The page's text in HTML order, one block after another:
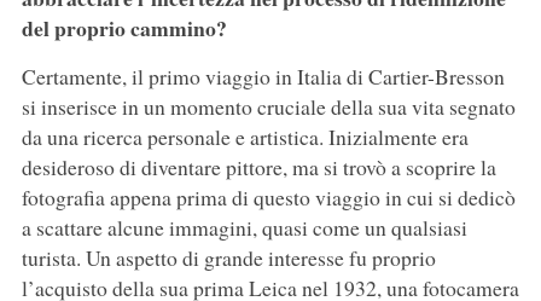
del proprio cammino?
Certamente, il primo viaggio in Italia di Cartier-Bresson
si inserisce in un momento cruciale della sua vita segnato
da una ricerca personale e artistica. Inizialmente era
desideroso di diventare pittore, ma si trovò a scoprire la
fotografia appena prima di questo viaggio in cui si dedicò
a scattare alcune immagini, quasi come un qualsiasi
turista. Un aspetto di grande interesse fu proprio
l’acquisto della sua prima Leica nel 1932, una fotocamera